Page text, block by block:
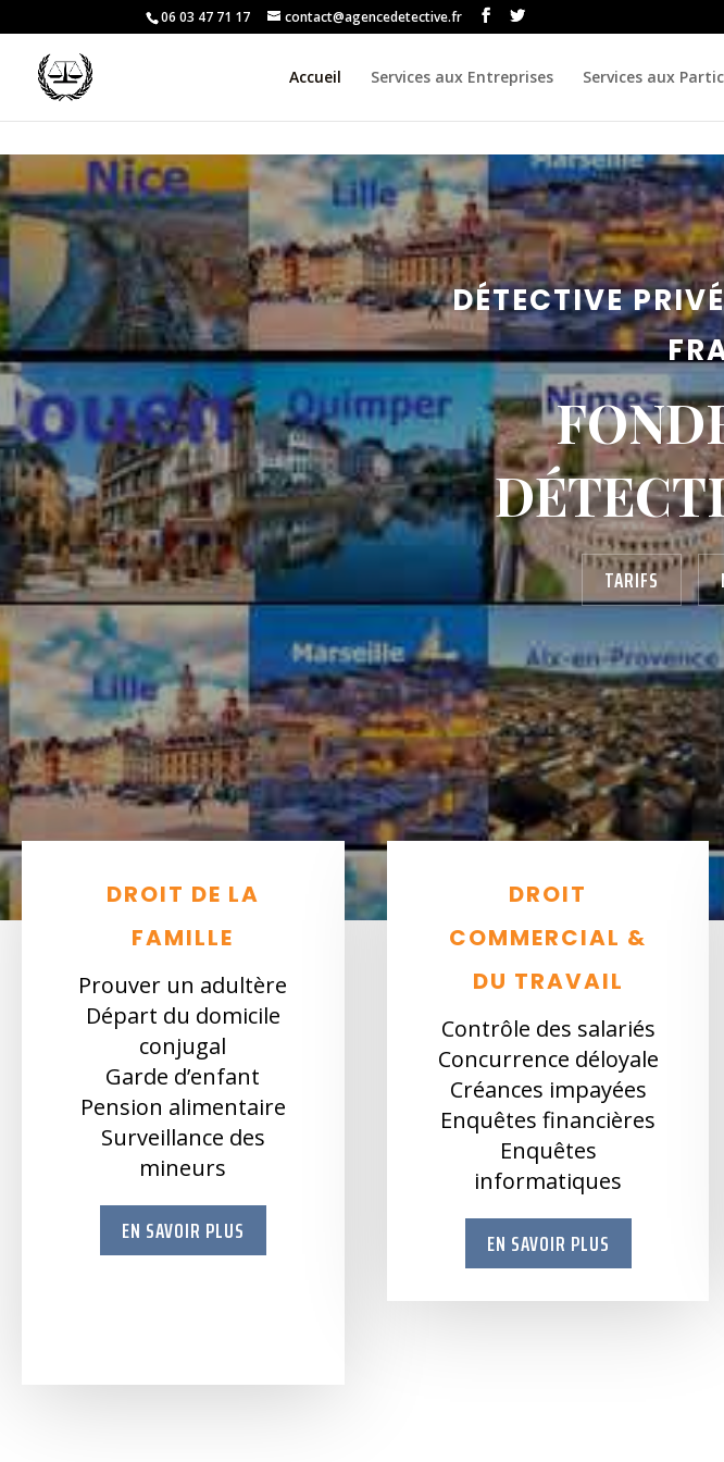
06 03 47 71 17 contact@agencedetective.fr
Accueil Services aux Entreprises Services aux
DÉTECTIVE
TARIFS
DROIT DE LA
FAMILLE
Prouver un adultère
Départ du domicile
conjugal
Garde d’enfant
Pension alimentaire
Surveillance des
mineurs
EN SAVOIR PLUS
DROIT
COMMERCIAL &
DU TRAVAIL
Contrôle des salariés
Concurrence déloyale
Créances impayées
Enquêtes financières
Enquêtes
informatiques
EN SAVOIR PLUS